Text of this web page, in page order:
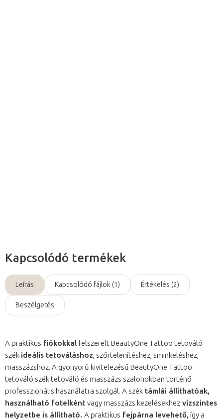
Kapcsolódó termékek
Leírás Kapcsolódó fájlok (1) Értékelés (2)
Beszélgetés
A praktikus fiókokkal felszerelt BeautyOne Tattoo tetováló
szék ideális tetováláshoz, szőrtelenítéshez, sminkeléshez,
masszázshoz. A gyönyörű kivitelezésű BeautyOne Tattoo
tetováló szék tetováló és masszázs szalonokban történő
professzionális használatra szolgál. A szék támlái állíthatóak,
használható fotelként vagy masszázs kezelésekhez vízszintes
helyzetbe is állítható. A praktikus fejpárna levehető, így a